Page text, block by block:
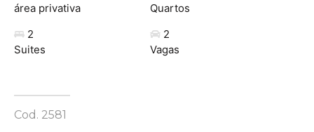
área privativa
Quartos
2
Suites
2
Vagas
Cod. 2581